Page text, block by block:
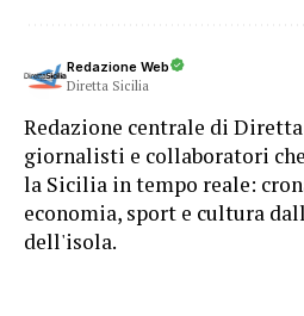
Redazione Web
Diretta Sicilia
Redazione centrale di
giornalisti e collaboratori
la Sicilia in tempo reale:
economia, sport e cultura
dell'isola.